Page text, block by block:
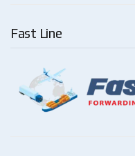
Fast Line